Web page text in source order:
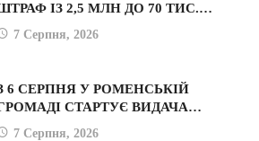
ІЗ 2,5 МЛН ДО 70 ТИС.…
7 Серпня, 2026
6 СЕРПНЯ У РОМЕНСЬКІЙ
СТАРТУЄ ВИДАЧА…
7 Серпня, 2026